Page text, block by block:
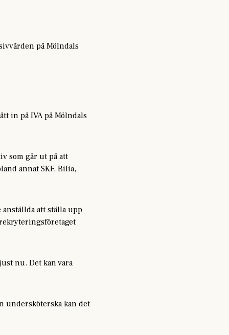
på Mölndals
in på IVA på Mölndals
som går ut på att
annat SKF, Bilia,
att ställa upp
nu. Det kan vara
undersköterska kan det